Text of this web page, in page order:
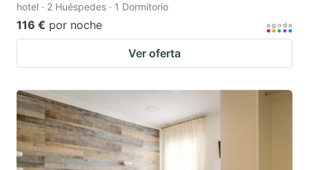
hotel · 2 Huéspedes · 1 Dormitorio
116 € por noche
Ver oferta